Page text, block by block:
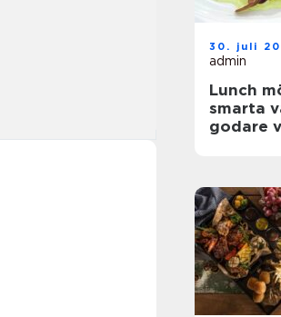
30. juli
admin
Lunch
smarta
godare